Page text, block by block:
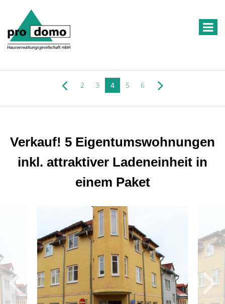
2 3 4 5 6
Verkauf! 5 Eigentumswohnungen
inkl. attraktiver Ladeneinheit in
einem Paket